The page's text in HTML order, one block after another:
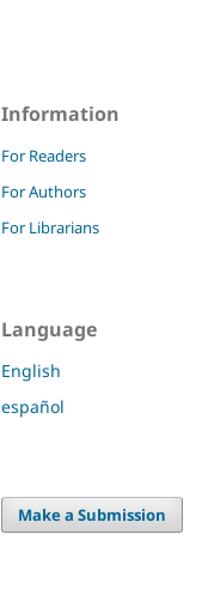
Information
For Readers
For Authors
For Librarians
Language
English
español
Make a Submission